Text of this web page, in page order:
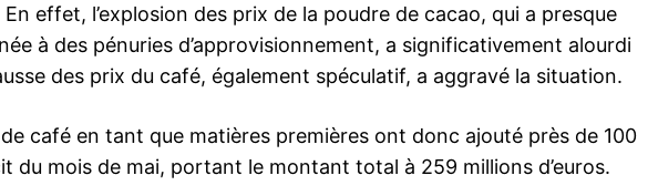
effet, l’explosion des prix de la poudre de cacao, qui a presque
à des pénuries d’approvisionnement, a significativement alourdi
des prix du café, également spéculatif, a aggravé la situation.
café en tant que matières premières ont donc ajouté près de 100
du mois de mai, portant le montant total à 259 millions d’euros.